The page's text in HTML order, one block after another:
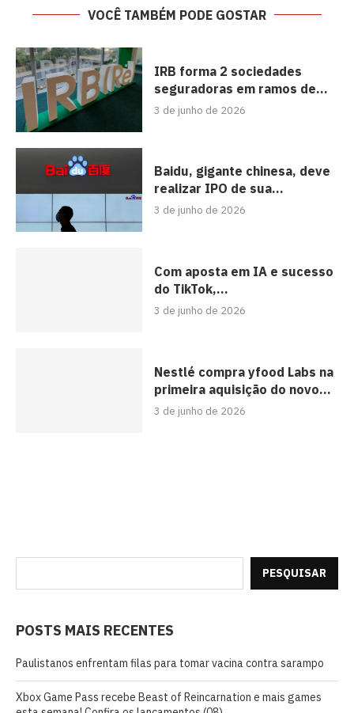
VOCÊ TAMBÉM PODE GOSTAR
IRB forma 2 sociedades
seguradoras em ramos de...
3 de junho de 2026
Baidu, gigante chinesa, deve
realizar IPO de sua...
3 de junho de 2026
Com aposta em IA e sucesso
do TikTok,...
3 de junho de 2026
Nestlé compra yfood Labs na
primeira aquisição do novo...
3 de junho de 2026
PESQUISAR
POSTS MAIS RECENTES
Paulistanos enfrentam filas para tomar vacina contra sarampo
Xbox Game Pass recebe Beast of Reincarnation e mais games